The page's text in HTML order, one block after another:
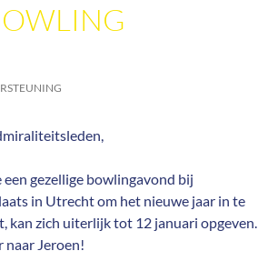
gezellige bowlingavond bij
in Utrecht om het nieuwe jaar in te
kan zich uiterlijk tot 12 januari opgeven.
naar Jeroen!